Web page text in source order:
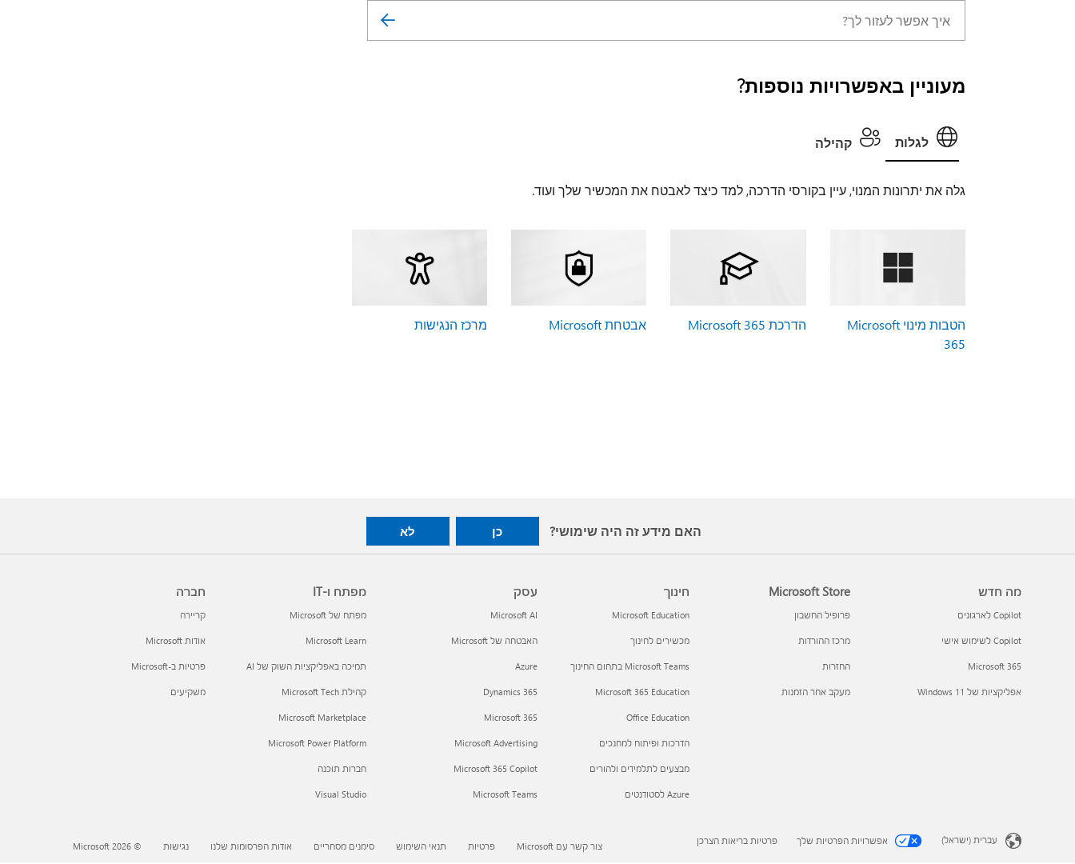
מעוניין באפשרויות נוספות?
לגלות קהילה
גלה את יתרונות המנוי, עיין בקורסי הדרכה, למד כיצד לאבטח את המכשיר שלך ועוד.
הטבות מינוי Microsoft
365
הדרכת Microsoft 365 אבטחת Microsoft מרכז הנגישות
האם מידע זה היה שימושי? כן לא
מה חדש
Copilot לארגונים
Copilot לשימוש אישי
Microsoft 365
אפליקציות של Windows 11‏
Microsoft Store
פרופיל החשבון
מרכז ההורדות
החזרות
מעקב אחר הזמנות
חינוך
Microsoft Education
מכשירים לחינוך
Microsoft Teams בתחום החינוך
Microsoft 365 Education
Office Education
הדרכות ופיתוח למחנכים
מבצעים לתלמידים ולהורים
Azure לסטודנטים
עסק
Microsoft AI
האבטחה של Microsoft
Azure
Dynamics 365
Microsoft 365
Microsoft Advertising
Microsoft 365 Copilot
Microsoft Teams
מפתח ו-IT
מפתח של Microsoft
Microsoft Learn
תמיכה באפליקציות השוק של AI
קהילת Microsoft Tech
Microsoft Marketplace
Microsoft Power Platform
חברות תוכנה
Visual Studio
חברה
קריירה
אודות Microsoft
פרטיות ב-Microsoft
משקיעים
עברית (ישראל) אפשרויות הפרטיות שלך פרטיות בריאות הצרכן צור קשר עם Microsoft פרטיות תנאי השימוש סימנים מסחריים אודות הפרסומות שלנו נגישות © Microsoft 2026